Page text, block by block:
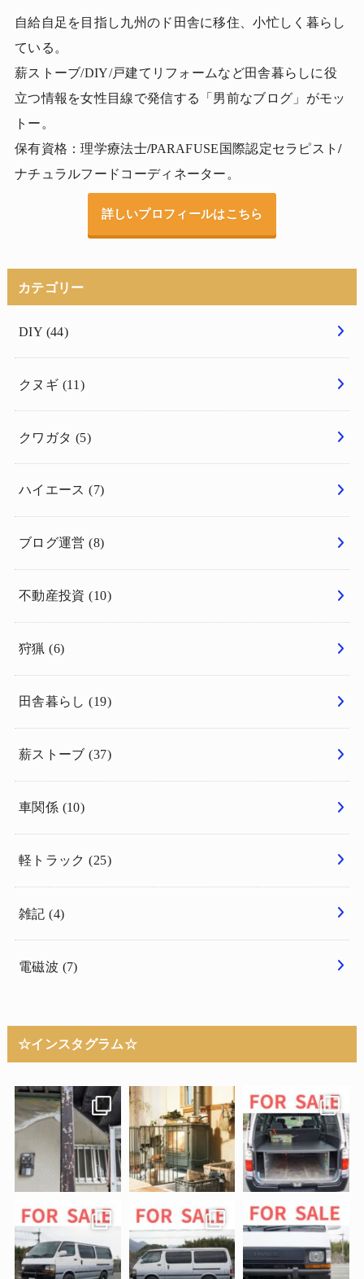
自給自足を目指し九州のド田舎に移住、小忙しく暮らし
ている。
薪ストーブ/DIY/戸建てリフォームなど田舎暮らしに役
立つ情報を女性目線で発信する「男前なブログ」がモッ
トー。
保有資格：理学療法士/PARAFUSE国際認定セラピスト/
ナチュラルフードコーディネーター。
詳しいプロフィールはこちら
カテゴリー
DIY (44)
クヌギ (11)
クワガタ (5)
ハイエース(7)
ブログ運営(8)
不動産投資(10)
狩猟(6)
田舎暮らし(19)
薪ストーブ(37)
車関係 (10)
軽トラック(25)
雑記(4)
電磁波 (7)
☆インスタグラム☆